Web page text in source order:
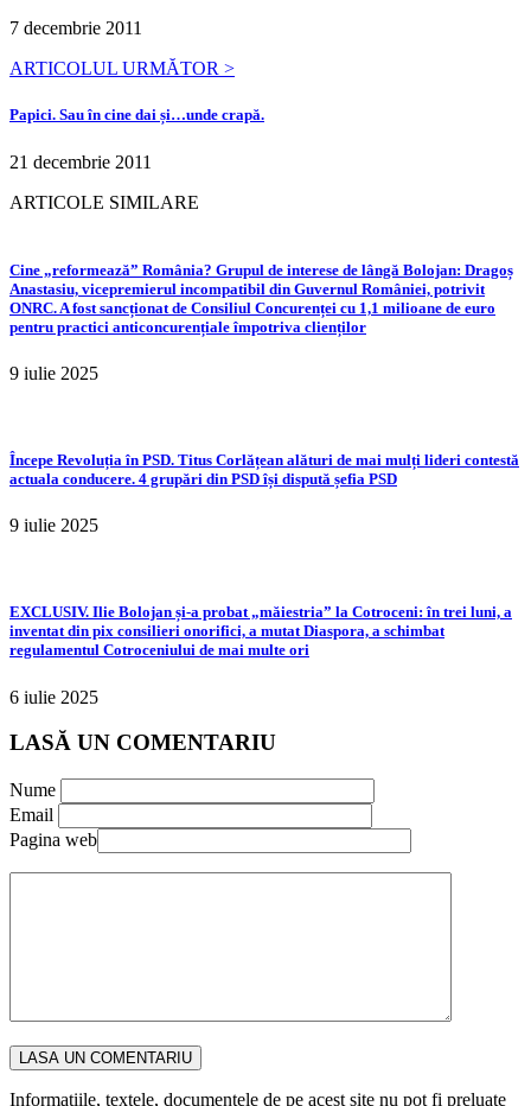
7 decembrie 2011
ARTICOLUL URMĂTOR >
Papici. Sau în cine dai și…unde crapă.
21 decembrie 2011
ARTICOLE SIMILARE
Cine „reformează” România? Grupul de interese de lângă Bolojan: Dragoș
Anastasiu, vicepremierul incompatibil din Guvernul României, potrivit
ONRC. A fost sancționat de Consiliul Concurenței cu 1,1 milioane de euro
pentru practici anticoncurențiale împotriva clienților
9 iulie 2025
Începe Revoluția în PSD. Titus Corlățean alături de mai mulți lideri contestă
actuala conducere. 4 grupări din PSD își dispută șefia PSD
9 iulie 2025
EXCLUSIV. Ilie Bolojan și-a probat „măiestria” la Cotroceni: în trei luni, a
inventat din pix consilieri onorifici, a mutat Diaspora, a schimbat
regulamentul Cotroceniului de mai multe ori
6 iulie 2025
LASĂ UN COMENTARIU
Nume
Email
Pagina web
Informațiile, textele, documentele de pe acest site nu pot fi preluate